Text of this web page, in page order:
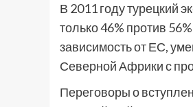
В 2011 году турецкий
только 46% против
зависимость от ЕС,
Северной Африки с
Переговоры о